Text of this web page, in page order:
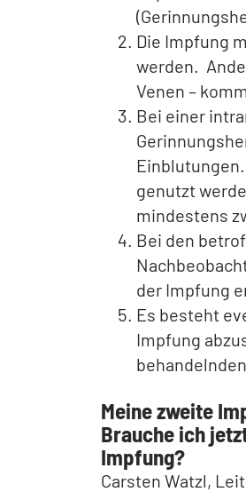
Die Impfung
werden.
Venen –
Bei einer
genutzt
mindestens
Bei den
der Impfung
Es besteht
Impfung
Meine zweite
Brauche ich
Impfung?
Carsten Watzl,